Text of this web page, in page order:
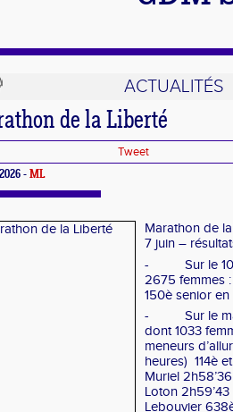
ACTUALITÉS
de la Liberté
Tweet
- ML
Marathon de
7 juin –
-          Sur le
2675 femmes
150è senior en
-          Sur le
dont 1033
meneurs
heures)  114è
Muriel
Loton 2h59’43